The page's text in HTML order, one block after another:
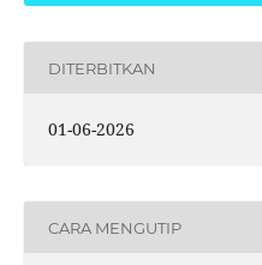
DITERBITKAN
01-06-2026
CARA MENGUTIP